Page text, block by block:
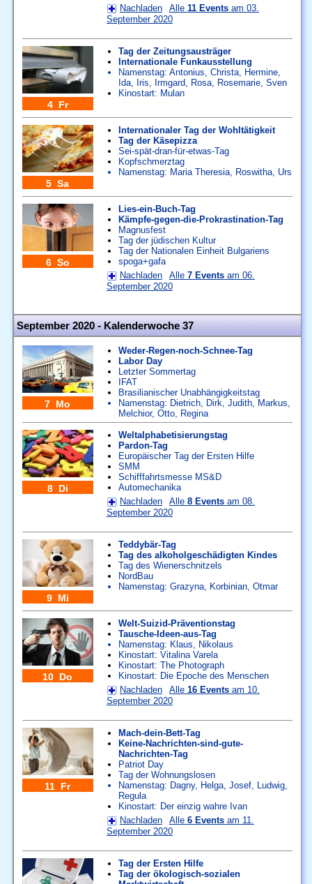
Nachladen
Alle 11 Eventsam 03.
September 2020
4 Fr
Tag der Zeitungsausträger
Internationale Funkausstellung
Namenstag: Antonius Christa, Hermine,
Ida, Iris Irmgard Rosa, Rosemarie, Sven
Kinostart: Mulan
5 Sa
Internationaler Tag der Wohltätigkeit
Tag der Käsepizza
Sei-spät-dran-für-etwas-Tag
Kopfschmerztag
Namenstag: Maria Theresia, Roswitha, Urs
6 So
Lies-ein-Buch-Tag
Kämpfe-gegen-die-Prokrastination-Tag
Magnusfest
Tag der jüdischen Kultur
Tag der Nationalen Einheit Bulgariens
spoga+gafa
Nachladen
Alle 7 Eventsam 06.
September 2020
September 2020 - Kalenderwoche 37
7 Mo
Weder-Regen-noch-Schnee-Tag
Labor Day
Letzter Sommertag
IFAT
Brasilianischer Unabhängigkeitstag
Namenstag: Dietrich, Dirk Judith, Markus
Melchior, Otto, Regina
8 Di
Weltalphabetisierungstag
Pardon-Tag
Europäischer Tag der Ersten Hilfe
SMM
Schifffahrtsmesse MS&D
Automechanika
Nachladen
Alle 8 Eventsam 08.
September 2020
9 Mi
Teddybär-Tag
Tag des alkoholgeschädigten Kindes
Tag des Wienerschnitzels
NordBau
Namenstag: Grazyna, Korbinian, Otmar
10 Do
Welt-Suizid-Präventionstag
Tausche-Ideen-aus-Tag
Namenstag: Klaus
Nikolaus
Kinostart: Vitalina Varela
Kinostart: The Photograph
Kinostart: Die Epoche des Menschen
Nachladen
Alle 16 Eventsam 10.
September 2020
11 Fr
Mach-dein-Bett-Tag
Keine-Nachrichten-sind-gute-
Nachrichten-Tag
Patriot Day
Tag der Wohnungslosen
Namenstag: Dagny, Helga, Josef, Ludwig,
Regula
Kinostart: Der einzig wahre Ivan
Nachladen
Alle 6 Eventsam 11.
September 2020
Tag der Ersten Hilfe
Tag der ökologisch-sozialen